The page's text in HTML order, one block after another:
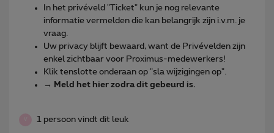
In het privéveld "Ticket" kun je nog relevante
informatie vermelden die kan belangrijk zijn i.v.m. je
vraag.
Uw privacy blijft bewaard, want de Privévelden zijn
enkel zichtbaar voor Proximus-medewerkers!
Klik tenslotte onderaan op "sla wijzigingen op".
→
Meld het hier zodra dit gebeurd is.
1 persoon vindt dit leuk